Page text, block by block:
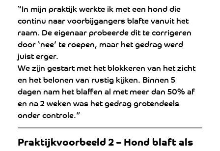
“In mijn praktijk werkte ik met een hond die
continu naar voorbijgangers blafte vanuit het
raam. De eigenaar probeerde dit te corrigeren
door ‘nee’ te roepen, maar het gedrag werd
juist erger.
We zijn gestart met het blokkeren van het zicht
en het belonen van rustig kijken. Binnen 5
dagen nam het blaffen al met meer dan 50% af
en na 2 weken was het gedrag grotendeels
onder controle.”
Praktijkvoorbeeld 2 – Hond blaft als